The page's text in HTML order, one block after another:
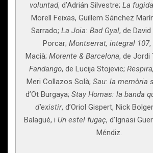
voluntad, d’Adrián Silvestre; La fugida
Morell Feixas, Guillem Sánchez
Sarrado; La Joia: Bad Gyal, de
Porcar; Montserrat, integral 107,
Macià; Morente & Barcelona, de Jordi
Fandango, de Lucija Stojevic;
Meri Collazos Solà; Sau: la memòria
d’Ot Burgaya; Stay Homas: la banda
d’existir, d’Oriol Gispert, Nick
Balagué, i Un estel fugaç, d’Ignasi
Méndiz.